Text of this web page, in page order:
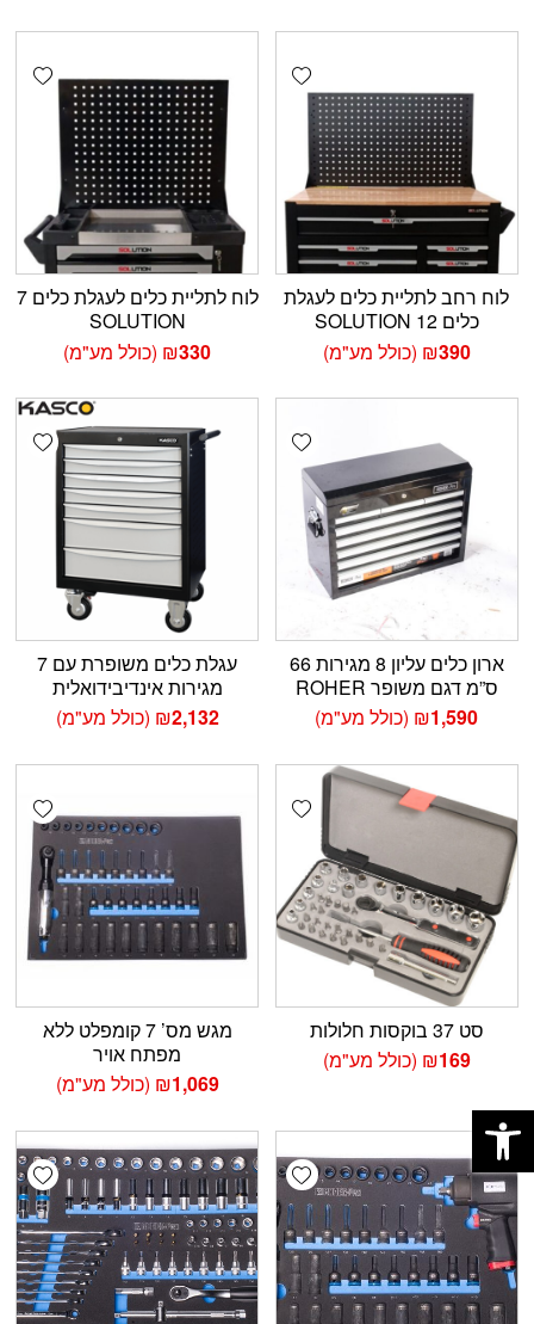
Add wishlist
לוח רחב לתליית כלים לעגלת
כלים 12 SOLUTION
₪390 (כולל מע"מ)
לוח לתליית כלים לעגלת כלים 7
SOLUTION
₪330 (כולל מע"מ)
Add wishlist
ארון כלים עליון 8 מגירות 66
ס”מ דגם משופר ROHER
₪1,590 (כולל מע"מ)
עגלת כלים משופרת עם 7
מגירות אינדיבידואלית
₪2,132 (כולל מע"מ)
Add wishlist
סט 37 בוקסות חלולות
₪169 (כולל מע"מ)
מגש מס’ 7 קומפלט ללא
מפתח אויר
₪1,069 (כולל מע"מ)
Add wishlist
פתח סרגל נגישות